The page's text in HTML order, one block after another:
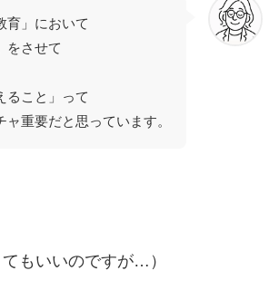
育」において
をさせて
ること」って
ャ重要だと思っています。
てもいいのですが…）